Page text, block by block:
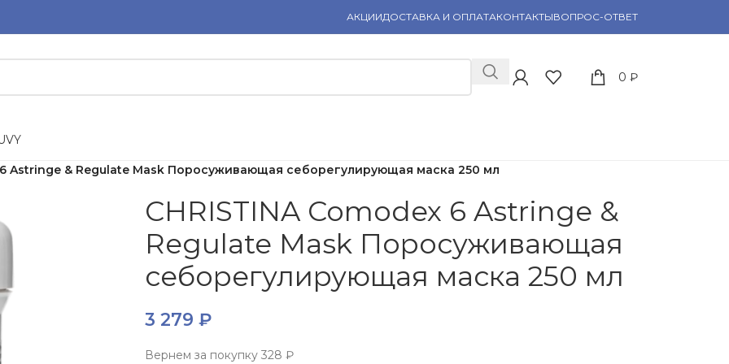
АКЦИИДОСТАВКА И ОПЛАТАКОНТАКТЫВОПРОС-ОТВЕТ
0 ₽
VY
6 Astringe & Regulate Mask Поросуживающая себорегулирующая маска 250 мл
CHRISTINA Comodex 6 Astringe &
Regulate Mask Поросуживающая
себорегулирующая маска 250 мл
3 279 ₽
Вернем за покупку328 ₽